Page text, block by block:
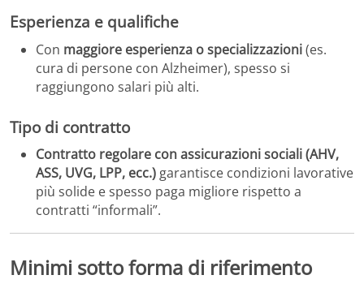
Esperienza e qualifiche
Con maggiore esperienza o specializzazioni(es.
cura di persone con Alzheimer), spesso si
raggiungono salari più alti.
Tipo di contratto
Contratto regolare con assicurazioni sociali (AHV,
ASS, UVG, LPP, ecc.) garantisce condizioni lavorative
più solide e spesso paga migliore rispetto a
contratti “informali”.
Minimi sotto forma di riferimento